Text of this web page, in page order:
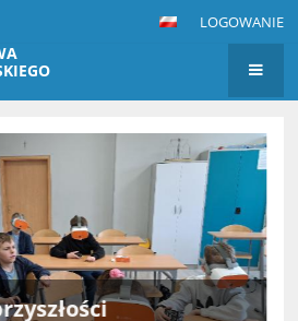
LOGOWANIE